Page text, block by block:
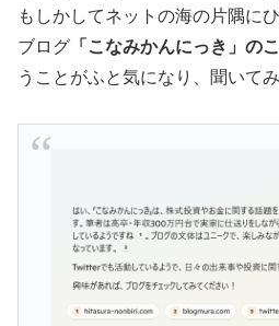
もしかしてネットの海の片隅に
ブログ 「こなみかんにっき」の
うことがふと気になり、聞いて